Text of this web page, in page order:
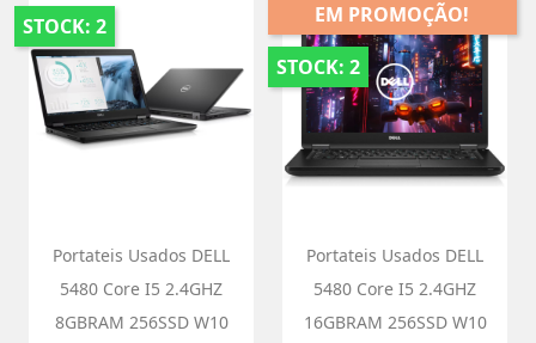
STOCK: 2
Portateis Usados DELL
5480 Core I5 2.4GHZ
8GBRAM 256SSD W10
EM PROMOÇÃO!
STOCK: 2
Portateis Usados DELL
5480 Core I5 2.4GHZ
16GBRAM 256SSD W10